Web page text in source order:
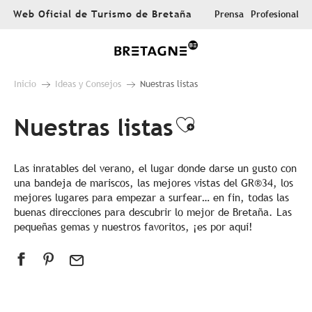
AllerWeb Oficial de Turismo de Bretaña Prensa Profesional
Inicio Ideas y Consejos Nuestras listas
Nuestras listasAjouter aux
Las inratables del verano, el lugar donde darse un gusto con
una bandeja de mariscos, las mejores vistas del GR®34, los
mejores lugares para empezar a surfear… en fin, todas las
buenas direcciones para descubrir lo mejor de Bretaña. Las
pequeñas gemas y nuestros favoritos, ¡es por aquí!